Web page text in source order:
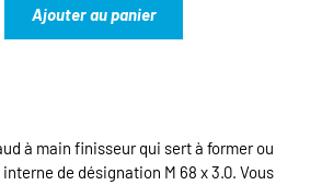
Ajouter au panier
à main finisseur qui sert à former ou
de désignation M 68 x 3.0. Vous